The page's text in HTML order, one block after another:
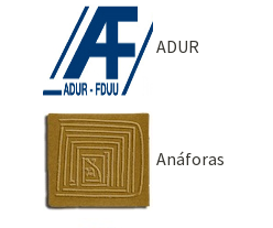
ADUR
Anáforas